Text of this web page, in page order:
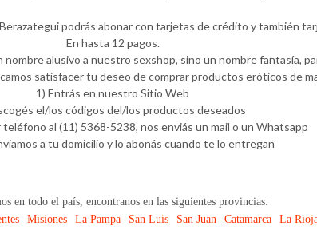
podrás abonar con tarjetas de crédito y también
En hasta 12 pagos.
alusivo a nuestro sexshop, sino un nombre fantasía,
satisfacer tu deseo de comprar productos eróticos de
1) Entrás en nuestro Sitio Web
el/los códigos del/los productos deseados
teléfono al (11) 5368-5238, nos enviás un mail o un Whatsapp
a tu domicilio y lo abonás cuando te lo entregan
en todo el país, encontranos en las siguientes provincias:
Misiones La Pampa San Luis San Juan Catamarca La